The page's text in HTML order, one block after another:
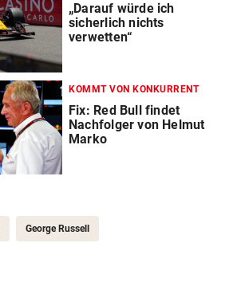
„Darauf würde ich
sicherlich nichts
verwetten“
KOMMT VON KONKURRENT
Fix: Red Bull findet
Nachfolger von Helmut
Marko
George Russell